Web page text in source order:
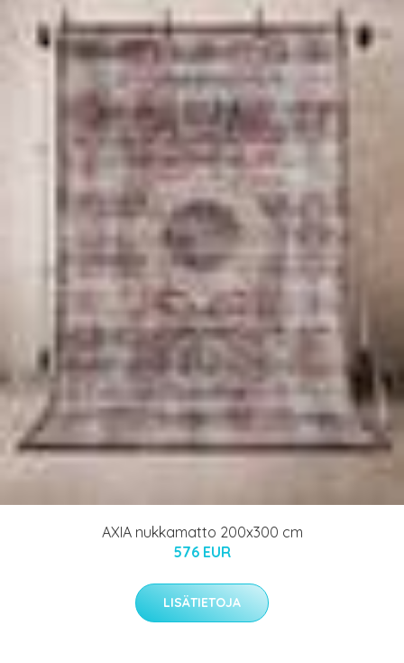
AXIA nukkamatto 200x300 cm
576 EUR
LISÄTIETOJA